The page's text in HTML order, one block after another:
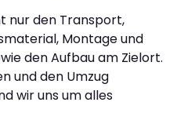
nur den Transport,
Montage und
den Aufbau am Zielort.
und den Umzug
wir uns um alles